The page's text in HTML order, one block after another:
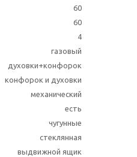
60
60
4
газовый
духовки+конфорок
конфорок и духовки
механический
есть
чугунные
стеклянная
выдвижной ящик